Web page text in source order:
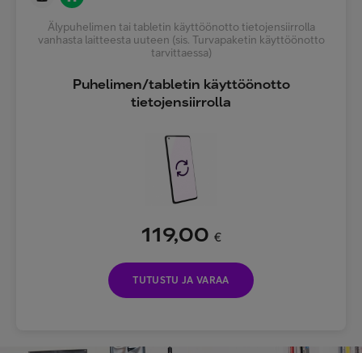
Älypuhelimen tai tabletin käyttöönotto tietojensiirrolla
vanhasta laitteesta uuteen (sis. Turvapaketin käyttöönotto
tarvittaessa)
Puhelimen/tabletin käyttöönotto
tietojensiirrolla
119,00 €
TUTUSTU JA VARAA